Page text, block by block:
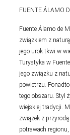
FUENTE ÁLAMO
Fuente Álamo de
związkiem z
jego urok tkwi w
Turystyka w
jego związku z
powietrzu.
tego obszaru. Styl
wiejskiej tradycji.
związek z
potrawach